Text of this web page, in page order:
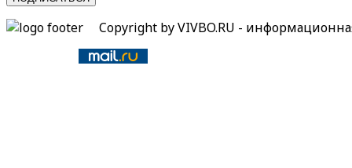
Copyright by VIVBO.RU -